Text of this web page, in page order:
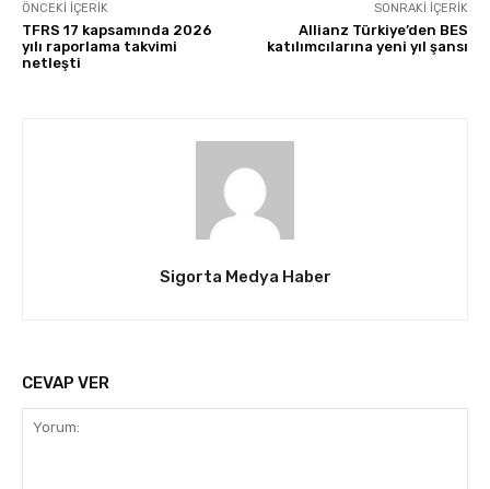
ÖNCEKI İÇERIK
TFRS 17 kapsamında 2026
yılı raporlama takvimi
netleşti
SONRAKI İÇERIK
Allianz Türkiye’den BES
katılımcılarına yeni yıl şansı
Sigorta Medya Haber
CEVAP VER